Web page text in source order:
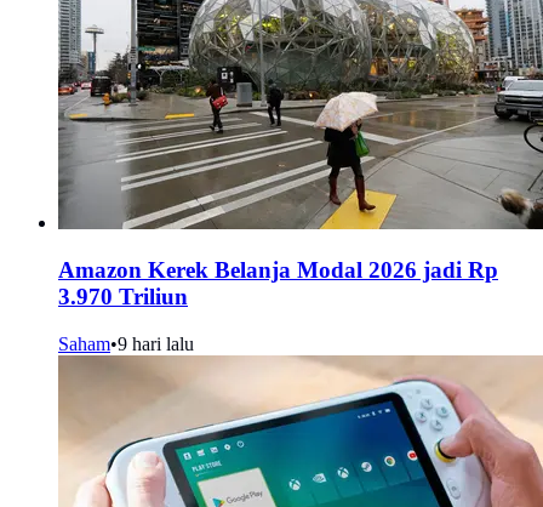
Amazon Kerek Belanja Modal 2026 jadi Rp
3.970 Triliun
Saham•9 hari lalu